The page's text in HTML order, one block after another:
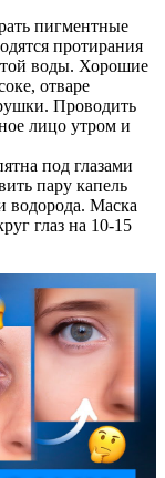
пигментные
протирания
воды. Хорошие
отваре
Проводить
лицо утром и
под глазами
пару капель
водорода. Маска
глаз на 10-15